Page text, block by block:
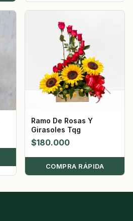
Ramo De Rosas Y
Girasoles Tqg
$180.000
COMPRA RÁPIDA